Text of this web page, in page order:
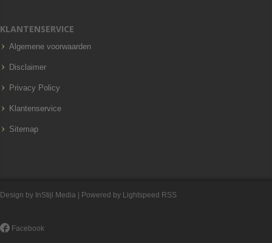
KLANTENSERVICE
Algemene voorwaarden
Disclaimer
Privacy Policy
Klantenservice
Sitemap
Design by InStijl Media | Powered by Lightspeed RSS
Facebook